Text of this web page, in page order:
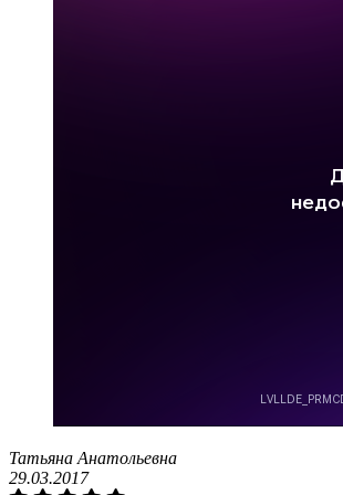
Татьяна Анатольевна
29.03.2017